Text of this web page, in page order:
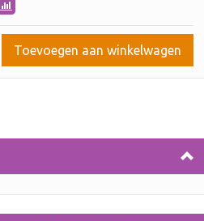
Toevoegen aan winkelwagen